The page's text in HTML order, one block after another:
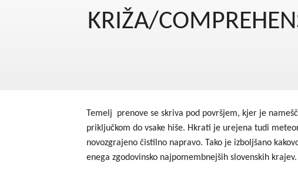
KRIŽA/
Temelj prenove se skriva pod površjem, kjer je
priključkom do vsake hiše. Hkrati je urejena tudi
novozgrajeno čistilno napravo. Tako je izboljšano
enega zgodovinsko najpomembnejših slovenskih krajev.